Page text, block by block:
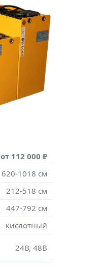
от 112 000 ₽
620-1018 см
212-518 см
447-792 см
кислотный
24В, 48В